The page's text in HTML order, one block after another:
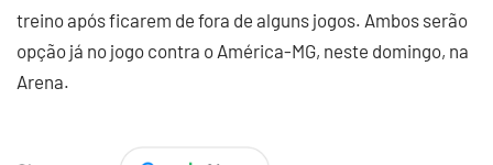
treino após ficarem de fora de alguns jogos. Ambos serão
opção já no jogo contra o América-MG, neste domingo, na
Arena.